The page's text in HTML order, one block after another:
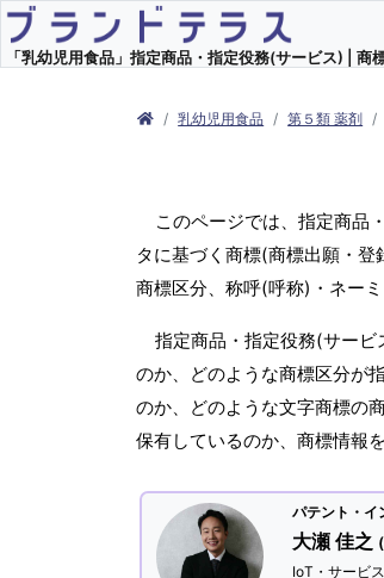
「乳幼児用食品」指定商品・指定役務(サービス) | 商
乳幼児用食品 第５類 薬剤
このページでは、指定商品
タに基づく商標(商標出願・
商標区分、称呼(呼称)・ネー
指定商品・指定役務(サー
のか、どのような商標区分が
のか、どのような文字商標の
保有しているのか、商標情報
パテント・イ
大瀬 佳之
IoT・サービ